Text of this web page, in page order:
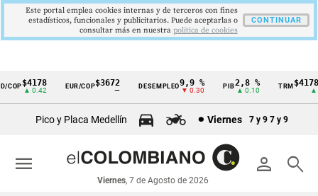
Cintillo
económicos
Colombia
$4178
▲ 0.42
EUR/COP$3672 DESEMPLEO 9,9 %
▼ 0.30
PIB2,8 %
▲ 0.10
TRM
▲
Pico y Placa Medellín Viernes 7 y 9 7 y 9
person search
Viernes, 7 de Agosto de 2026
menu
Este portal emplea cookies internas y de terceros con fines
estadísticos, funcionales y publicitarios. Puede aceptarlas o
consultar más en nuestra politica de cookies
CONTINUAR